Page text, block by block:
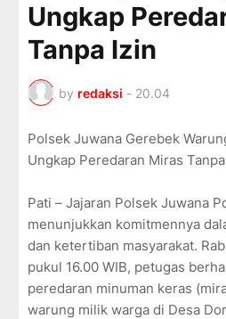
Ungkap
Tanpa Izin
by redaksi - 20.04
Polsek Juwana Gerebek
Ungkap Peredaran Miras
Pati – Jajaran Polsek Juwana
menunjukkan komitmennya
dan ketertiban masyarakat.
pukul 16.00 WIB, petugas
peredaran minuman keras
warung milik warga di Desa